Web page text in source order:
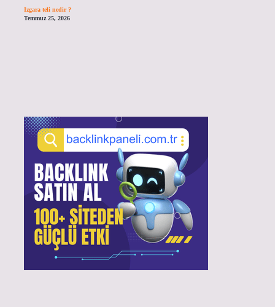
Izgara teli nedir ?
Temmuz 25, 2026